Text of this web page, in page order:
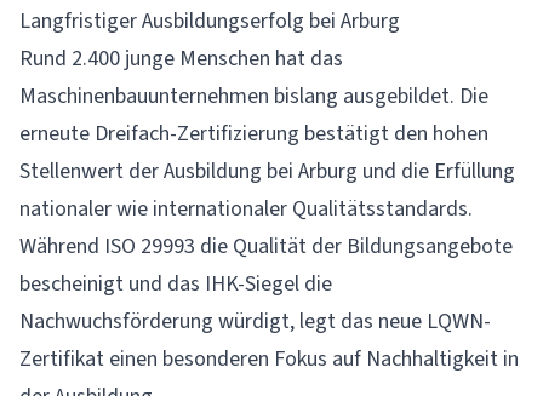
Langfristiger Ausbildungserfolg bei Arburg
Rund 2.400 junge Menschen hat das
Maschinenbauunternehmen bislang ausgebildet. Die
erneute Dreifach-Zertifizierung bestätigt den hohen
Stellenwert der Ausbildung bei Arburg und die Erfüllung
nationaler wie internationaler Qualitätsstandards.
Während ISO 29993 die Qualität der Bildungsangebote
bescheinigt und das IHK-Siegel die
Nachwuchsförderung würdigt, legt das neue LQWN-
Zertifikat einen besonderen Fokus auf Nachhaltigkeit in